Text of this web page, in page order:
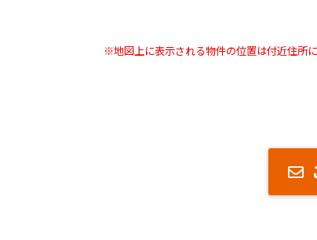
※地図上に表示される物件の位置は付近住所